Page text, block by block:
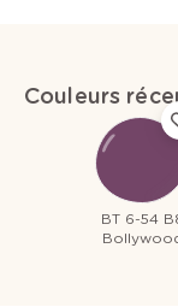
Couleurs
BT 6-54